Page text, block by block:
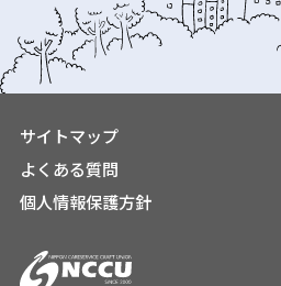
サイトマップ
よくある質問
個人情報保護方針